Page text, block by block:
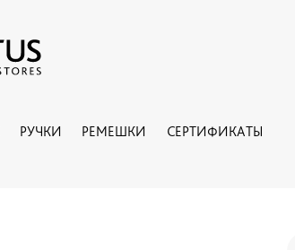
РУЧКИ РЕМЕШКИ СЕРТИФИКАТЫ